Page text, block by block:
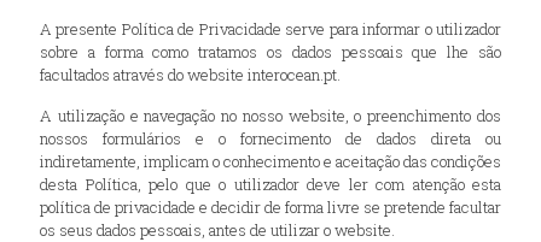
A presente Política de Privacidade serve para informar o utilizador
sobre a forma como tratamos os dados pessoais que lhe são
facultados através do website interocean.pt.
A utilização e navegação no nosso website, o preenchimento dos
nossos formulários e o fornecimento de dados direta ou
indiretamente, implicam o conhecimento e aceitação das condições
desta Política, pelo que o utilizador deve ler com atenção esta
política de privacidade e decidir de forma livre se pretende facultar
os seus dados pessoais, antes de utilizar o website.